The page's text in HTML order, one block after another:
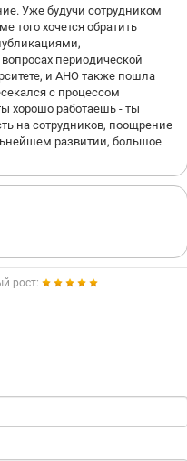
Уже будучи сотрудником
того хочется обратить
периодической
и АНО также пошла
с процессом
хорошо работаешь - ты
на сотрудников, поощрение
развитии, большое
рост: